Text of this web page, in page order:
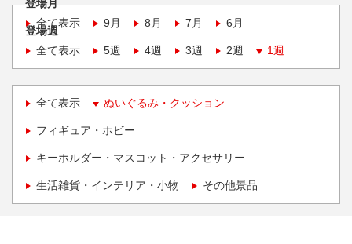
登場月
全て表示
9月 8月 7月 6月
登場週
全て表示
5週 4週 3週 2週 1週
全て表示 ぬいぐるみ・クッション
フィギュア・ホビー
キーホルダー・マスコット・アクセサリー
生活雑貨・インテリア・小物 その他景品